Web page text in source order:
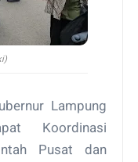
Lampung
Koordinasi
Pusat dan